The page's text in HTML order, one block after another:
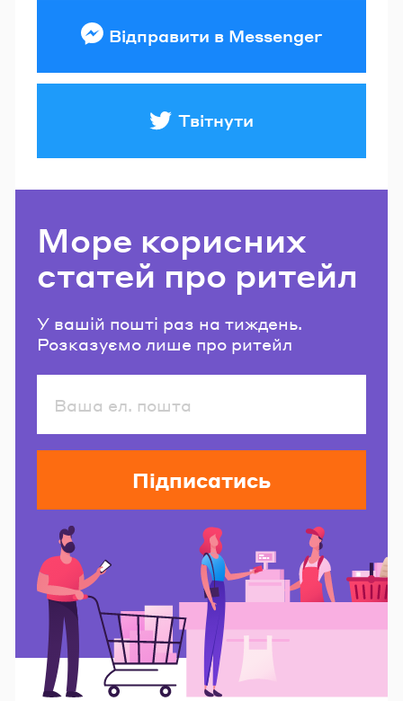
Відправити в Messenger
Твітнути
Море корисних
статей про ритейл
У вашій пошті раз на тиждень.
Розказуємо лише про ритейл
Підписатись